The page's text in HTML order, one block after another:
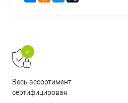
Весь ассортимент
сертифицирован